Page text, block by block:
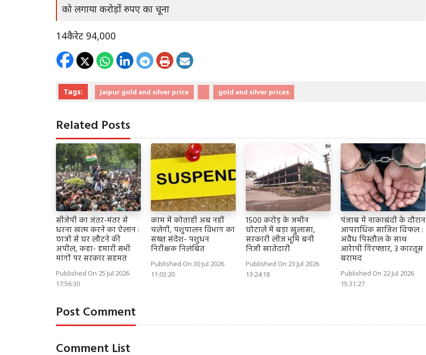
को लगाया करोड़ों रुपए का चूना
14कैरेट 94,000
Tags: Jaipur gold and silver price gold and silver prices
Related Posts
सीजेपी का जंतर-मंतर से
धरना खत्म करने का ऐलान :
छात्रों से घर लौटने की
अपील, कहा- हमारी सभी
मांगों पर सरकार सहमत
Published On 25 Jul 2026
17:56:30
काम में कोताही अब नहीं
चलेगी, पशुपालन विभाग का
सख्त संदेश- पशुधन
निरीक्षक निलंबित
Published On 30 Jul 2026
11:03:20
1500 करोड़ के जमीन
घोटाले में बड़ा खुलासा,
सरकारी लीज भूमि बनी
निजी खातेदारी
Published On 23 Jul 2026
13:24:18
पंजाब में नाकाबंदी के दौरान
आपराधिक साजिश विफल :
अवैध पिस्तौल के साथ
आरेापी गिरफ्तार, 3 कारतूस
बरामद
Published On 22 Jul 2026
15:31:27
Post Comment
Comment List